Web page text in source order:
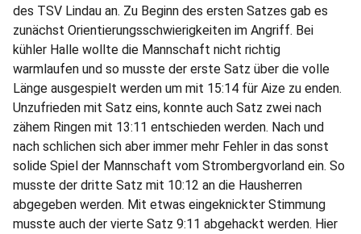
des TSV Lindau an. Zu Beginn des ersten Satzes gab es
zunächst Orientierungsschwierigkeiten im Angriff. Bei
kühler Halle wollte die Mannschaft nicht richtig
warmlaufen und so musste der erste Satz über die volle
Länge ausgespielt werden um mit 15:14 für Aize zu enden.
Unzufrieden mit Satz eins, konnte auch Satz zwei nach
zähem Ringen mit 13:11 entschieden werden. Nach und
nach schlichen sich aber immer mehr Fehler in das sonst
solide Spiel der Mannschaft vom Strombergvorland ein. So
musste der dritte Satz mit 10:12 an die Hausherren
abgegeben werden. Mit etwas eingeknickter Stimmung
musste auch der vierte Satz 9:11 abgehackt werden. Hier